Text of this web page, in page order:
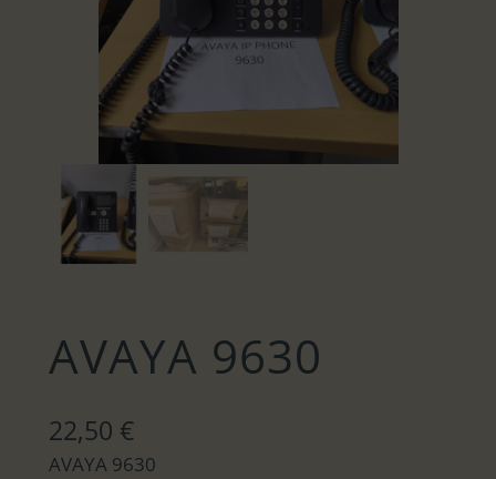
AVAYA 9630
22,50 €
AVAYA 9630